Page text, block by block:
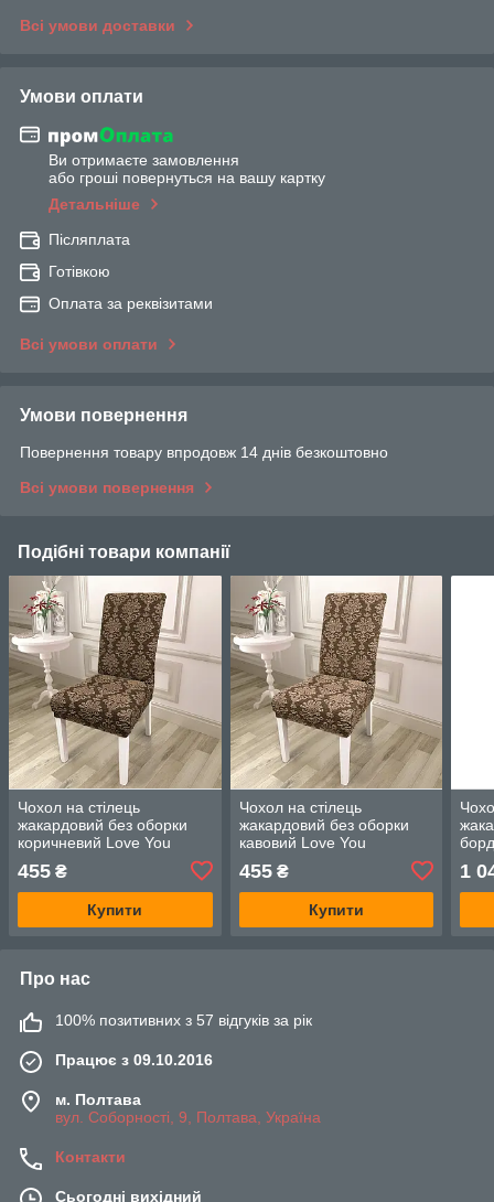
Всі умови доставки
Умови оплати
Ви отримаєте замовлення
або гроші повернуться на вашу картку
Детальніше
Післяплата
Готівкою
Оплата за реквізитами
Всі умови оплати
Умови повернення
Повернення товару впродовж 14 днів безкоштовно
Всі умови повернення
Подібні товари компанії
Чохол на стілець
жакардовий без оборки
коричневий Love You
455 ₴
Купити
Чохол на стілець
жакардовий без оборки
кавовий Love You
455₴
Купити
1
Про нас
100% позитивних з 57 відгуків за рік
Працює з 09.10.2016
м. Полтава
вул. Соборності, 9, Полтава, Україна
Контакти
Сьогодні вихідний